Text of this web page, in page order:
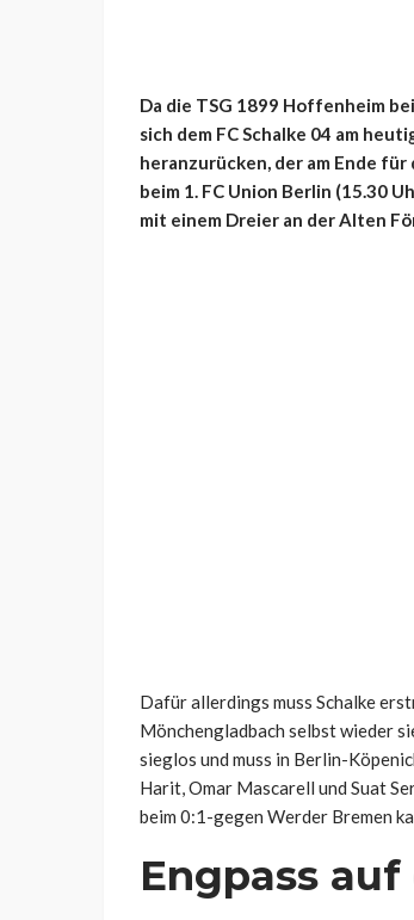
Da die TSG 1899 Hoffenheim
sich dem FC Schalke 04 am
heranzurücken, der am Ende
beim 1. FC Union Berlin (15.30
mit einem Dreier an der Alten
Dafür allerdings muss Schalke
Mönchengladbach selbst wieder
sieglos und muss in Berlin-
Harit, Omar Mascarell und Suat
beim 0:1-gegen Werder Bremen
Engpass auf